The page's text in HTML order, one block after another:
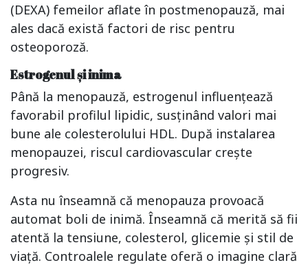
(DEXA) femeilor aflate în postmenopauză, mai
ales dacă există factori de risc pentru
osteoporoză.
Estrogenul și inima
Până la menopauză, estrogenul influențează
favorabil profilul lipidic, susținând valori mai
bune ale colesterolului HDL. După instalarea
menopauzei, riscul cardiovascular crește
progresiv.
Asta nu înseamnă că menopauza provoacă
automat boli de inimă. Înseamnă că merită să fii
atentă la tensiune, colesterol, glicemie și stil de
viață. Controalele regulate oferă o imagine clară